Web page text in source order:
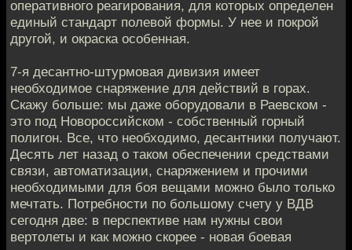
оперативного реагирования, для которых определен
единый стандарт полевой формы. У нее и покрой
другой, и окраска особенная.
7-я десантно-штурмовая дивизия имеет
необходимое снаряжение для действий в горах.
Скажу больше: мы даже оборудовали в Раевском -
это под Новороссийском - собственный горный
полигон. Все, что необходимо, десантники получают.
Десять лет назад о таком обеспечении средствами
связи, автоматизации, снаряжением и прочими
необходимыми для боя вещами можно было только
мечтать. Потребности по большому счету у ВДВ
сегодня две: в перспективе нам нужны свои
вертолеты и как можно скорее - новая боевая